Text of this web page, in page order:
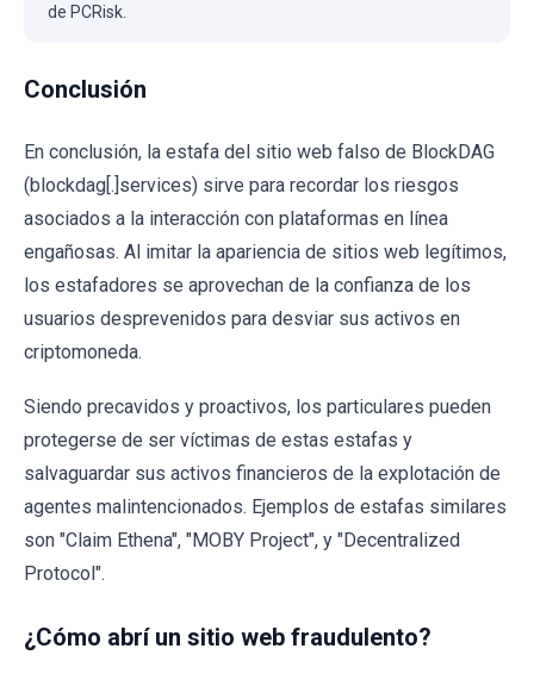
de PCRisk.
Conclusión
En conclusión, la estafa del sitio web falso de BlockDAG
(blockdag[.]services) sirve para recordar los riesgos
asociados a la interacción con plataformas en línea
engañosas. Al imitar la apariencia de sitios web legítimos,
los estafadores se aprovechan de la confianza de los
usuarios desprevenidos para desviar sus activos en
criptomoneda.
Siendo precavidos y proactivos, los particulares pueden
protegerse de ser víctimas de estas estafas y
salvaguardar sus activos financieros de la explotación de
agentes malintencionados. Ejemplos de estafas similares
son "Claim Ethena", "MOBY Project", y "Decentralized
Protocol".
¿Cómo abrí un sitio web fraudulento?